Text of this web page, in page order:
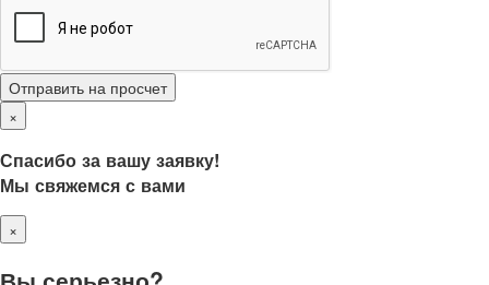
Отправить на просчет
×
Спасибо за вашу заявку!
Мы свяжемся с вами
×